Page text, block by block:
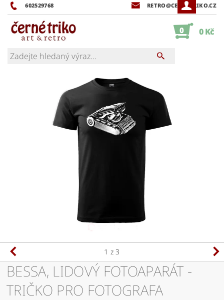
602529768 RETRO@CERNETRIKO.CZ
0 0 Kč
1 z 3
BESSA, LIDOVÝ FOTOAPARÁT -
TRIČKO PRO FOTOGRAFA